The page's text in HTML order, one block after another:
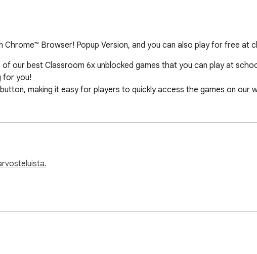
Chrome™ Browser! Popup Version, and you can also play for free at
our best Classroom 6x unblocked games that you can play at
for you!
making it easy for players to quickly access the games on our